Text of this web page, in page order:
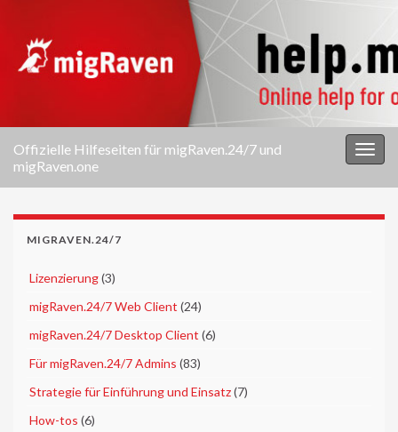
Offizielle Hilfeseiten für migRaven.24/7 und
migRaven.one
MIGRAVEN.24/7
Lizenzierung(3)
migRaven.24/7 Web Client (24)
migRaven.24/7 Desktop Client (6)
Für migRaven.24/7 Admins (83)
Strategie für Einführung und Einsatz(7)
How-tos (6)